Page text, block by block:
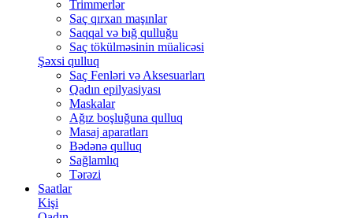
Trimmerlər
Saç qırxan maşınlar
Saqqal və bığ qulluğu
Saç tökülməsinin müalicəsi
Şəxsi qulluq
Saç Fenləri və Aksesuarları
Qadın epilyasiyası
Maskalar
Ağız boşluğuna qulluq
Masaj aparatları
Bədənə qulluq
Sağlamlıq
Tərəzi
Saatlar
Kişi